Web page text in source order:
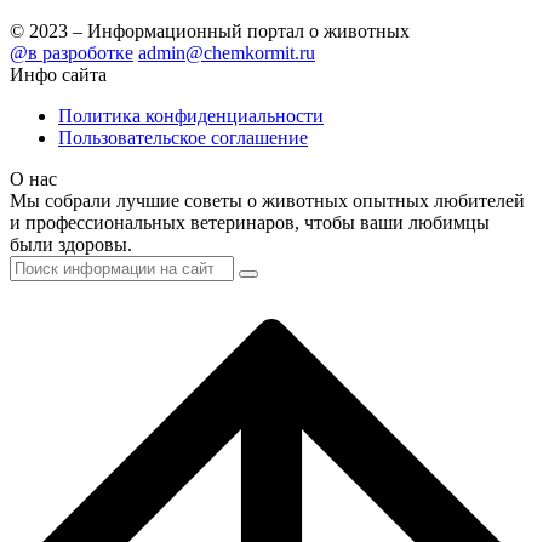
© 2023 – Информационный портал о животных
@в разроботке admin@chemkormit.ru
Инфо сайта
Политика конфиденциальности
Пользовательское соглашение
О нас
Мы собрали лучшие советы о животных опытных любителей
и профессиональных ветеринаров, чтобы ваши любимцы
были здоровы.